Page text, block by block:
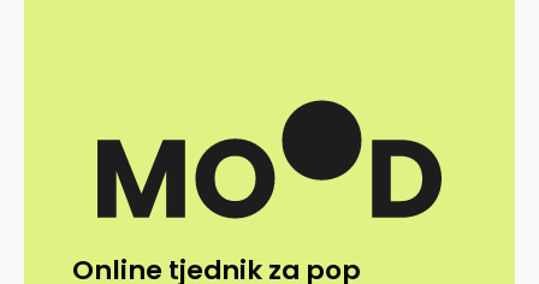
Online tjednik za pop